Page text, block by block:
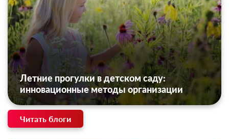
Летние прогулки в детском саду:
инновационные методы организации
Читать блоги